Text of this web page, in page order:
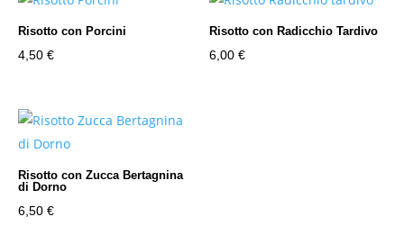
Risotto con Porcini
4,50 €
Risotto con Radicchio Tardivo
6,00€
Risotto con Zucca Bertagnina
di Dorno
6,50 €